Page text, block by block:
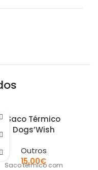
Saco Térmico
Dogs’Wish
Outros
15,00€
Saco térmico com